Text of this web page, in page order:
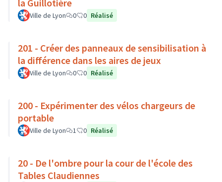
la Guillotière
Ville de Lyon 0 0 Réalisé
201 - Créer des panneaux de sensibilisation à
la différence dans les aires de jeux
Ville de Lyon 0 0 Réalisé
200 - Expérimenter des vélos chargeurs de
portable
Ville de Lyon 1 0 Réalisé
20 - De l'ombre pour la cour de l'école des
Tables Claudiennes